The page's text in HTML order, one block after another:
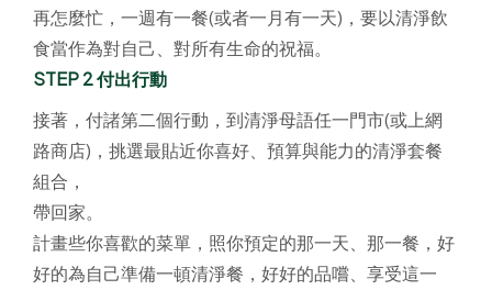
再怎麼忙，一週有一餐(或者一月有一天)，要以清淨飲
食當作為對自己、對所有生命的祝福。
STEP 2 付出行動
接著，付諸第二個行動，到清淨母語任一門市(或上網
路商店)，挑選最貼近你喜好、預算與能力的清淨套餐
組合，
帶回家。
計畫些你喜歡的菜單，照你預定的那一天、那一餐，好
好的為自己準備一頓清淨餐，好好的品嚐、享受這一